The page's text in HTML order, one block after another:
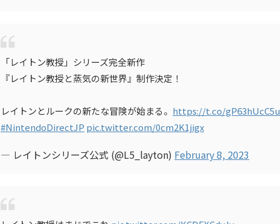
「レイトン教授」シリーズ完全新作
『レイトン教授と蒸気の新世界』制作決定！
レイトンとルークの新たな冒険が始まる。 https://t.co/gP63hUcC5u
#NintendoDirectJP pic.twitter.com/0cm2K1jigx
— レイトンシリーズ公式 (@L5_layton) February 8, 2023